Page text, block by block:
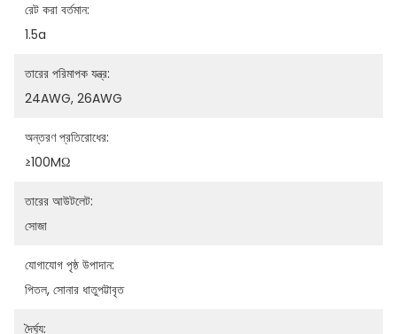
রেট করা বর্তমান:
1.5a
তারের পরিমাপক যন্ত্র:
24AWG, 26AWG
অন্তরণ প্রতিরোধের:
≥100MΩ
তারের আউটলেট:
সোজা
যোগাযোগ পৃষ্ঠ উপাদান:
পিতল, সোনার ধাতুপট্টাবৃত
দৈর্ঘ্য: